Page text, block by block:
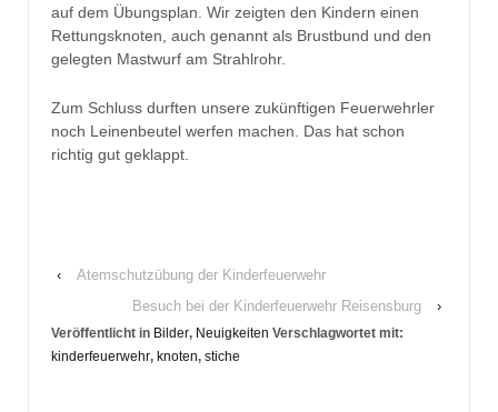
auf dem Übungsplan. Wir zeigten den Kindern einen
Rettungsknoten, auch genannt als Brustbund und den
gelegten Mastwurf am Strahlrohr.
Zum Schluss durften unsere zukünftigen Feuerwehrler
noch Leinenbeutel werfen machen. Das hat schon
richtig gut geklappt.
‹
Atemschutzübung der Kinderfeuerwehr
Besuch bei der Kinderfeuerwehr Reisensburg
›
Veröffentlicht in Bilder, Neuigkeiten Verschlagwortet mit:
kinderfeuerwehr, knoten, stiche